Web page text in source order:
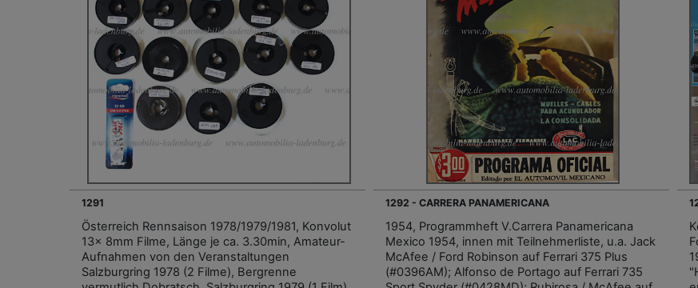
1291
Österreich Rennsaison 1978/1979/1981, Konvolut
13x 8mm Filme, Länge je ca. 3.30min, Amateur-
Aufnahmen von den Veranstaltungen
Salzburgring 1978 (2 Filme), Bergrenne
1292 - CARRERA PANAMERICANA
1954, Programmheft V.Carrera Panamericana
Mexico 1954, innen mit Teilnehmerliste, u.a. Jack
McAfee / Ford Robinson auf Ferrari 375 Plus
(#0396AM); Alfonso de Portago auf Ferrari 735